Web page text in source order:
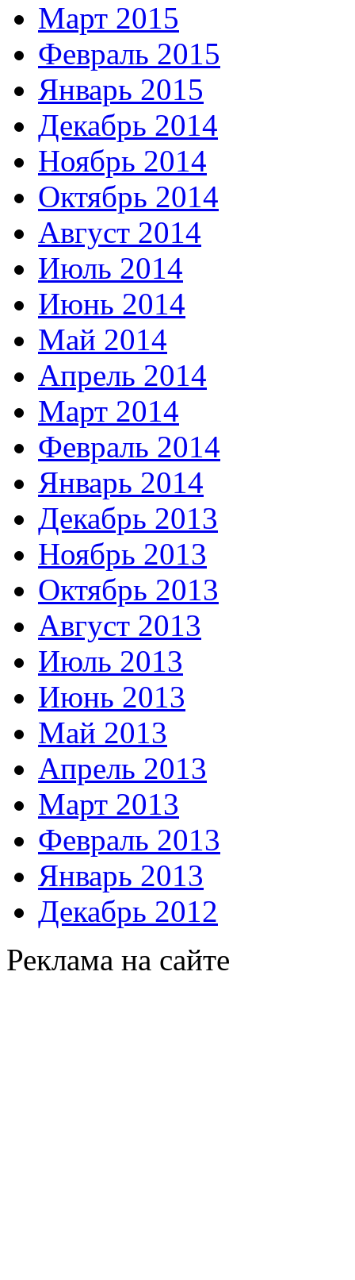
Март 2015
Февраль 2015
Январь 2015
Декабрь 2014
Ноябрь 2014
Октябрь 2014
Август 2014
Июль 2014
Июнь 2014
Май 2014
Апрель 2014
Март 2014
Февраль 2014
Январь 2014
Декабрь 2013
Ноябрь 2013
Октябрь 2013
Август 2013
Июль 2013
Июнь 2013
Май 2013
Апрель 2013
Март 2013
Февраль 2013
Январь 2013
Декабрь 2012
Реклама на сайте